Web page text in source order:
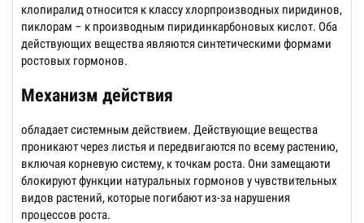
клопиралид относится к классу хлорпроизводных пиридинов,
пиклорам – к производным пиридинкарбоновых кислот. Оба
действующих вещества являются синтетическими формами
ростовых гормонов.
Механизм действия
обладает системным действием. Действующие вещества
проникают через листья и передвигаются по всему растению,
включая корневую систему, к точкам роста. Они замещаюти
блокируют функции натуральных гормонов у чувствительных
видов растений, которые погибают из-за нарушения
процессов роста.